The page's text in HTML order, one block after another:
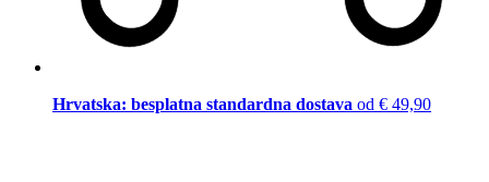
Hrvatska: besplatna standardna dostava od € 49,90